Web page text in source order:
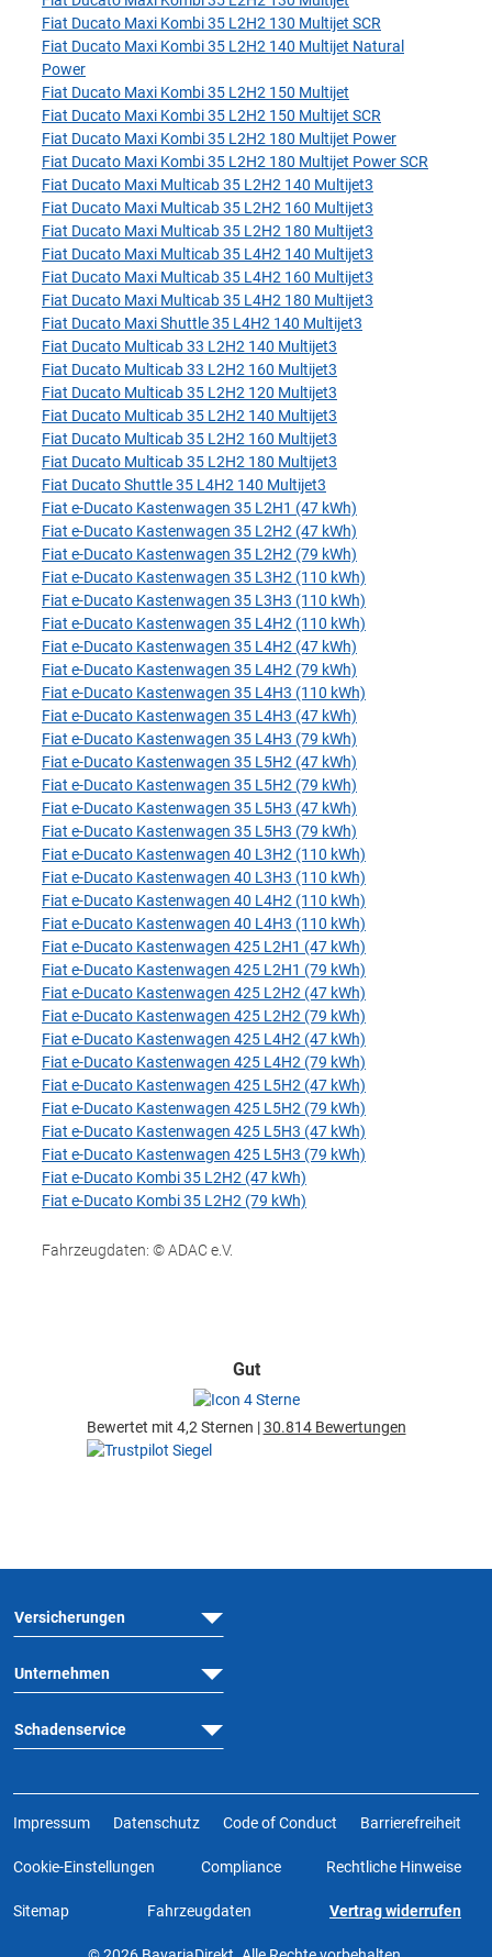
Fiat Ducato Maxi Kombi 35 L2H2 130 Multijet SCR
Fiat Ducato Maxi Kombi 35 L2H2 140 Multijet Natural
Power
Fiat Ducato Maxi Kombi 35 L2H2 150 Multijet
Fiat Ducato Maxi Kombi 35 L2H2 150 Multijet SCR
Fiat Ducato Maxi Kombi 35 L2H2 180 Multijet Power
Fiat Ducato Maxi Kombi 35 L2H2 180 Multijet Power SCR
Fiat Ducato Maxi Multicab 35 L2H2 140 Multijet3
Fiat Ducato Maxi Multicab 35 L2H2 160 Multijet3
Fiat Ducato Maxi Multicab 35 L2H2 180 Multijet3
Fiat Ducato Maxi Multicab 35 L4H2 140 Multijet3
Fiat Ducato Maxi Multicab 35 L4H2 160 Multijet3
Fiat Ducato Maxi Multicab 35 L4H2 180 Multijet3
Fiat Ducato Maxi Shuttle 35 L4H2 140 Multijet3
Fiat Ducato Multicab 33 L2H2 140 Multijet3
Fiat Ducato Multicab 33 L2H2 160 Multijet3
Fiat Ducato Multicab 35 L2H2 120 Multijet3
Fiat Ducato Multicab 35 L2H2 140 Multijet3
Fiat Ducato Multicab 35 L2H2 160 Multijet3
Fiat Ducato Multicab 35 L2H2 180 Multijet3
Fiat Ducato Shuttle 35 L4H2 140 Multijet3
Fiat e-Ducato Kastenwagen 35 L2H1 (47 kWh)
Fiat e-Ducato Kastenwagen 35 L2H2 (47 kWh)
Fiat e-Ducato Kastenwagen 35 L2H2 (79 kWh)
Fiat e-Ducato Kastenwagen 35 L3H2 (110 kWh)
Fiat e-Ducato Kastenwagen 35 L3H3 (110 kWh)
Fiat e-Ducato Kastenwagen 35 L4H2 (110 kWh)
Fiat e-Ducato Kastenwagen 35 L4H2 (47 kWh)
Fiat e-Ducato Kastenwagen 35 L4H2 (79 kWh)
Fiat e-Ducato Kastenwagen 35 L4H3 (110 kWh)
Fiat e-Ducato Kastenwagen 35 L4H3 (47 kWh)
Fiat e-Ducato Kastenwagen 35 L4H3 (79 kWh)
Fiat e-Ducato Kastenwagen 35 L5H2 (47 kWh)
Fiat e-Ducato Kastenwagen 35 L5H2 (79 kWh)
Fiat e-Ducato Kastenwagen 35 L5H3 (47 kWh)
Fiat e-Ducato Kastenwagen 35 L5H3 (79 kWh)
Fiat e-Ducato Kastenwagen 40 L3H2 (110 kWh)
Fiat e-Ducato Kastenwagen 40 L3H3 (110 kWh)
Fiat e-Ducato Kastenwagen 40 L4H2 (110 kWh)
Fiat e-Ducato Kastenwagen 40 L4H3 (110 kWh)
Fiat e-Ducato Kastenwagen 425 L2H1 (47 kWh)
Fiat e-Ducato Kastenwagen 425 L2H1 (79 kWh)
Fiat e-Ducato Kastenwagen 425 L2H2 (47 kWh)
Fiat e-Ducato Kastenwagen 425 L2H2 (79 kWh)
Fiat e-Ducato Kastenwagen 425 L4H2 (47 kWh)
Fiat e-Ducato Kastenwagen 425 L4H2 (79 kWh)
Fiat e-Ducato Kastenwagen 425 L5H2 (47 kWh)
Fiat e-Ducato Kastenwagen 425 L5H2 (79 kWh)
Fiat e-Ducato Kastenwagen 425 L5H3 (47 kWh)
Fiat e-Ducato Kastenwagen 425 L5H3 (79 kWh)
Fiat e-Ducato Kombi 35 L2H2 (47 kWh)
Fiat e-Ducato Kombi 35 L2H2 (79 kWh)
Fahrzeugdaten: © ADAC e.V.
Gut
Bewertet mit 4,2 Sternen |30.814 Bewertungen
Versicherungen
Unternehmen
Schadenservice
Impressum Datenschutz Code of Conduct Barrierefreiheit
Cookie-Einstellungen Compliance Rechtliche Hinweise
Sitemap Fahrzeugdaten Vertrag widerrufen